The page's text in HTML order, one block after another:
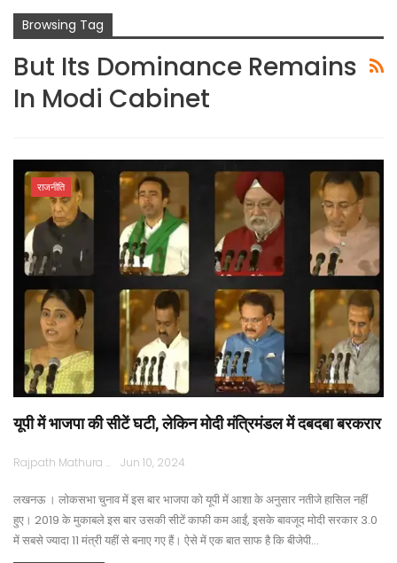
Browsing Tag
But Its Dominance Remains
In Modi Cabinet
राजनीति
यूपी में भाजपा की सीटें घटी, लेकिन मोदी मंत्रिमंडल में दबदबा बरकरार
Rajpath Mathura Jun 10, 2024
लखनऊ । लोकसभा चुनाव में इस बार भाजपा को यूपी में आशा के अनुसार नतीजे हासिल नहीं
हुए। 2019 के मुकाबले इस बार उसकी सीटें काफी कम आईं, इसके बावजूद मोदी सरकार 3.0
में सबसे ज्यादा 11 मंत्री यहीं से बनाए गए हैं। ऐसे में एक बात साफ है कि बीजेपी…